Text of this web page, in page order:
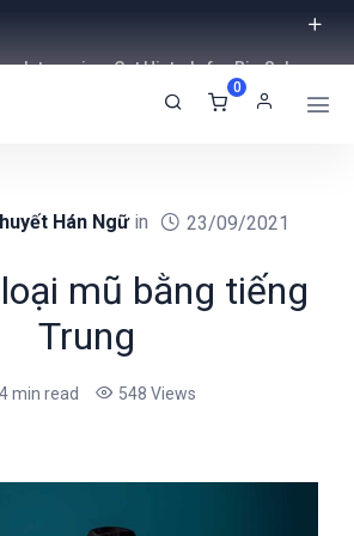
Intro price. Get Histudy for Big Sale
0
Hán Ngữin 23/09/2021
mũ bằng tiếng
Trung
4 min read 548 Views